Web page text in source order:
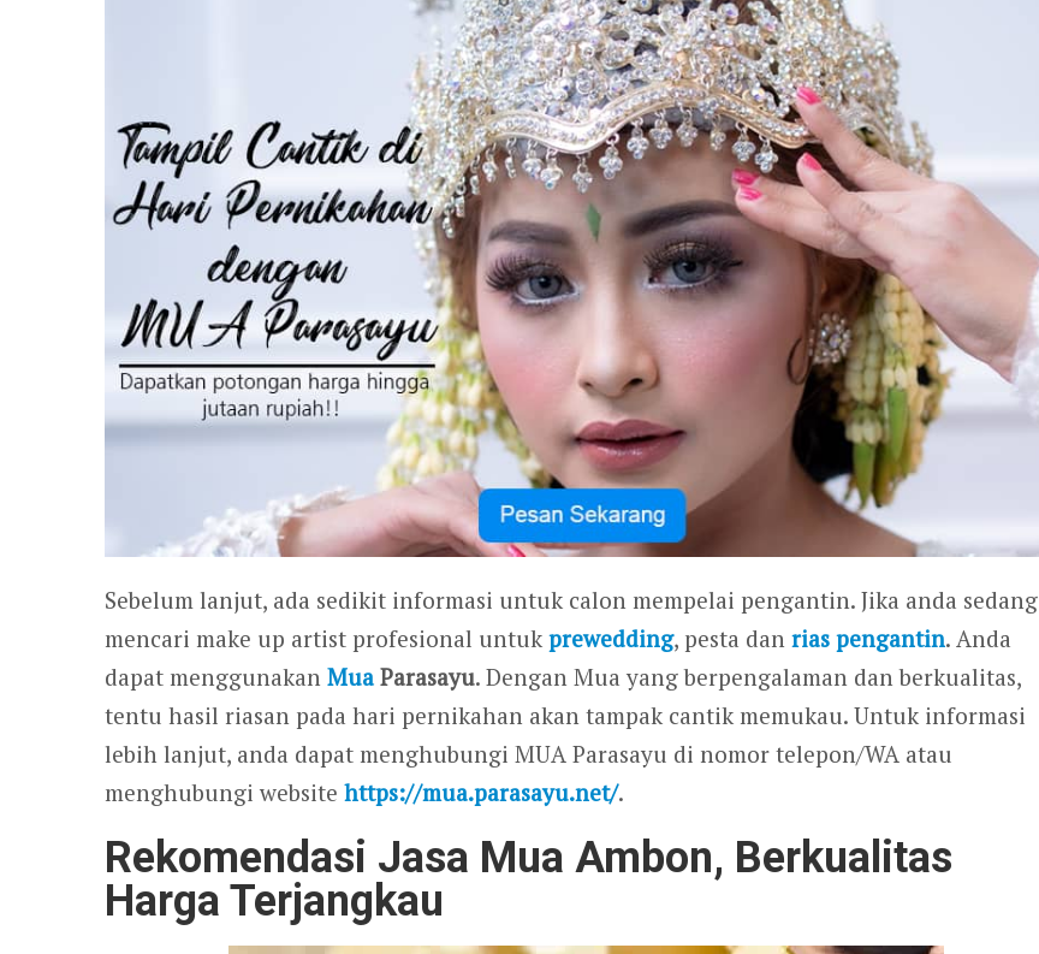
Sebelum lanjut, ada sedikit informasi untuk calon mempelai pengantin. Jika anda sedang
mencari make up artist profesional untuk prewedding, pesta dan rias pengantin. Anda
dapat menggunakan Mua Parasayu. Dengan Mua yang berpengalaman dan berkualitas,
tentu hasil riasan pada hari pernikahan akan tampak cantik memukau. Untuk informasi
lebih lanjut, anda dapat menghubungi MUA Parasayu di nomor telepon/WA atau
menghubungi website https://mua.parasayu.net/.
Rekomendasi Jasa Mua Ambon, Berkualitas
Harga Terjangkau